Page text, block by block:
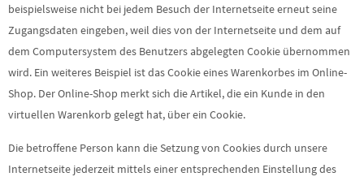
beispielsweise nicht bei jedem Besuch der Internetseite erneut seine
Zugangsdaten eingeben, weil dies von der Internetseite und dem auf
dem Computersystem des Benutzers abgelegten Cookie übernommen
wird. Ein weiteres Beispiel ist das Cookie eines Warenkorbes im Online-
Shop. Der Online-Shop merkt sich die Artikel, die ein Kunde in den
virtuellen Warenkorb gelegt hat, über ein Cookie.
Die betroffene Person kann die Setzung von Cookies durch unsere
Internetseite jederzeit mittels einer entsprechenden Einstellung des